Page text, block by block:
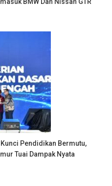
BMW Dan Nissan GTR
Pendidikan Bermutu,
Tuai Dampak Nyata